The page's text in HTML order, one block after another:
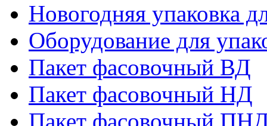
Новогодняя упаковка
Оборудование для
Пакет фасовочный ВД
Пакет фасовочный НД